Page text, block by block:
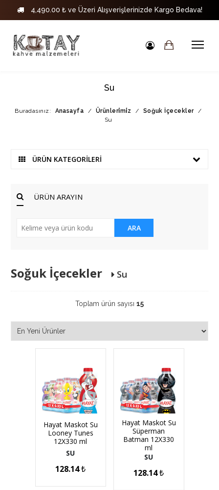
4,490.00 ₺ ve Üzeri Alışverişlerinizde Kargo Bedava!
Su
Buradasınız: Anasayfa / Ürünleri̇mi̇z / Soğuk İçecekler
/
Su
ÜRÜN KATEGORİLERİ
ÜRÜN ARAYIN
ARA
Soğuk İçecekler Su
Toplam ürün sayısı 15
Hayat Maskot Su
Looney Tunes
12X330 ml
SU
128.14₺
Hayat Maskot Su
Süperman
Batman 12X330
ml
SU
128.14₺